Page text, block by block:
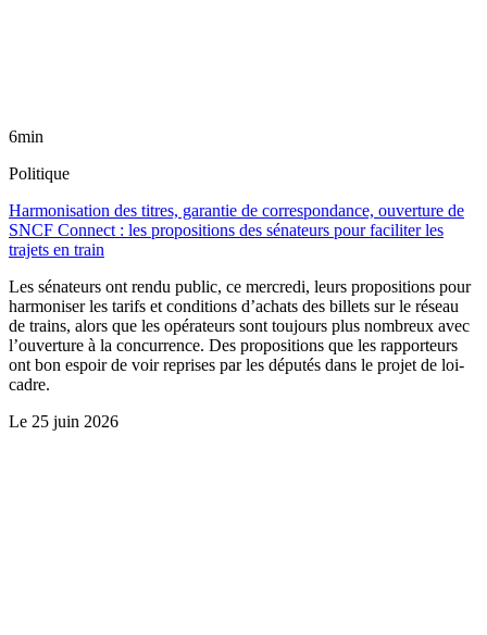
6min
Politique
Harmonisation des titres, garantie de correspondance, ouverture de
SNCF Connect : les propositions des sénateurs pour faciliter les
trajets en train
Les sénateurs ont rendu public, ce mercredi, leurs propositions pour
harmoniser les tarifs et conditions d’achats des billets sur le réseau
de trains, alors que les opérateurs sont toujours plus nombreux avec
l’ouverture à la concurrence. Des propositions que les rapporteurs
ont bon espoir de voir reprises par les députés dans le projet de loi-
cadre.
Le 25 juin 2026